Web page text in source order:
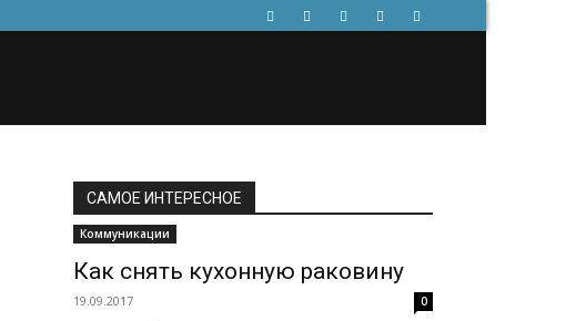
САМОЕ ИНТЕРЕСНОЕ
Коммуникации
Как снять кухонную раковину
19.09.2017 0